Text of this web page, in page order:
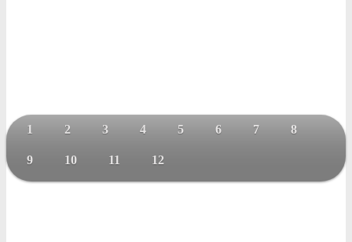
1 2 3 4 5 6 7 8
9 10 11 12